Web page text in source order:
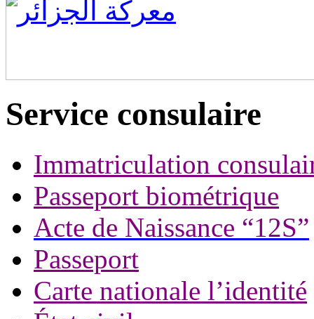
Service consulaire
Immatriculation
Passeport biométrique
Acte de Naissance “12S”
Passeport
Carte nationale l’identité